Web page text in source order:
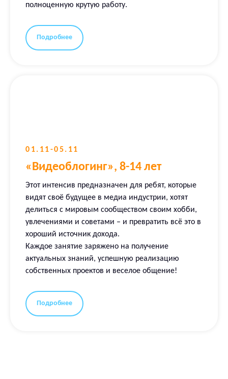
полноценную крутую работу.
Подробнее
01.11-05.11
«Видеоблогинг», 8-14 лет
Этот интенсив предназначен для ребят, которые
видят своё будущее в медиа индустрии, хотят
делиться с мировым сообществом своим хобби,
увлечениями и советами – и превратить всё это в
хороший источник дохода.
Каждое занятие заряжено на получение
актуальных знаний, успешную реализацию
собственных проектов и веселое общение!
Подробнее